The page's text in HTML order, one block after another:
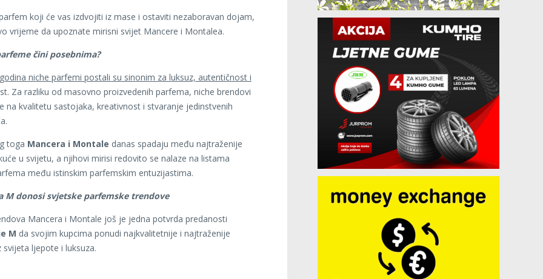
koji će vas izdvojiti iz mase i ostaviti nezaboravan dojam,
vrijeme da upoznate mirisni svijet Mancere i Montalea.
čini posebnima?
niche parfemi postali su sinonim za luksuz, autentičnost i
Za razliku od masovno proizvedenih parfema, niche brendovi
na kvalitetu sastojaka, kreativnost i stvaranje jedinstvenih
toga Mancera i Montale danas spadaju među najtraženije
u svijetu, a njihovi mirisi redovito se nalaze na listama
među istinskim parfemskim entuzijastima.
M donosi svjetske parfemske trendove
Mancera i Montale još je jedna potvrda predanosti
M da svojim kupcima ponudi najkvalitetnije i najtraženije
svijeta ljepote i luksuza.